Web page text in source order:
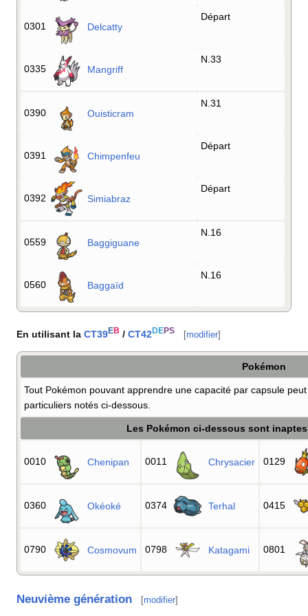
0301 Delcatty
Départ
0335 Mangriff
N.33
0390 Ouisticram
N.31
0391 Chimpenfeu
Départ
0392 Simiabraz
Départ
0559 Baggiguane
N.16
0560 Baggaïd
N.16
En utilisant la CT39EB / CT42DEPS [modifier]
Pokémon
Tout Pokémon pouvant apprendre une capacité par capsule
particuliers notés ci-dessous.
Les Pokémon ci-dessous sont
0010 Chenipan 0011 Chrysacier 0129
0360 Okéoké 0374 Terhal 0415
0790 Cosmovum 0798 Katagami 0801
Neuvième génération [modifier]